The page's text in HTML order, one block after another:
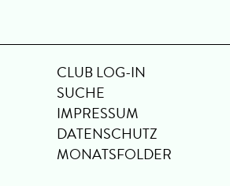
CLUB LOG-IN
SUCHE
IMPRESSUM
DATENSCHUTZ
MONATSFOLDER